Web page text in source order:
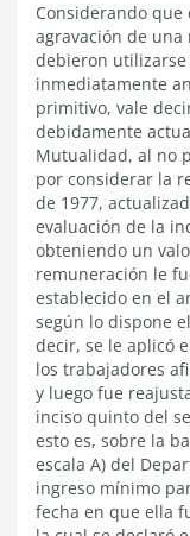
Considerando que
agravación de
debieron utilizarse
inmediatamente
primitivo, vale
debidamente
Mutualidad, al no
por considerar la
de 1977,
evaluación de la
obteniendo un
remuneración le
establecido en el
según lo dispone
decir, se le aplicó
los trabajadores
y luego fue
inciso quinto del
esto es, sobre la
escala A) del
ingreso mínimo
fecha en que ella